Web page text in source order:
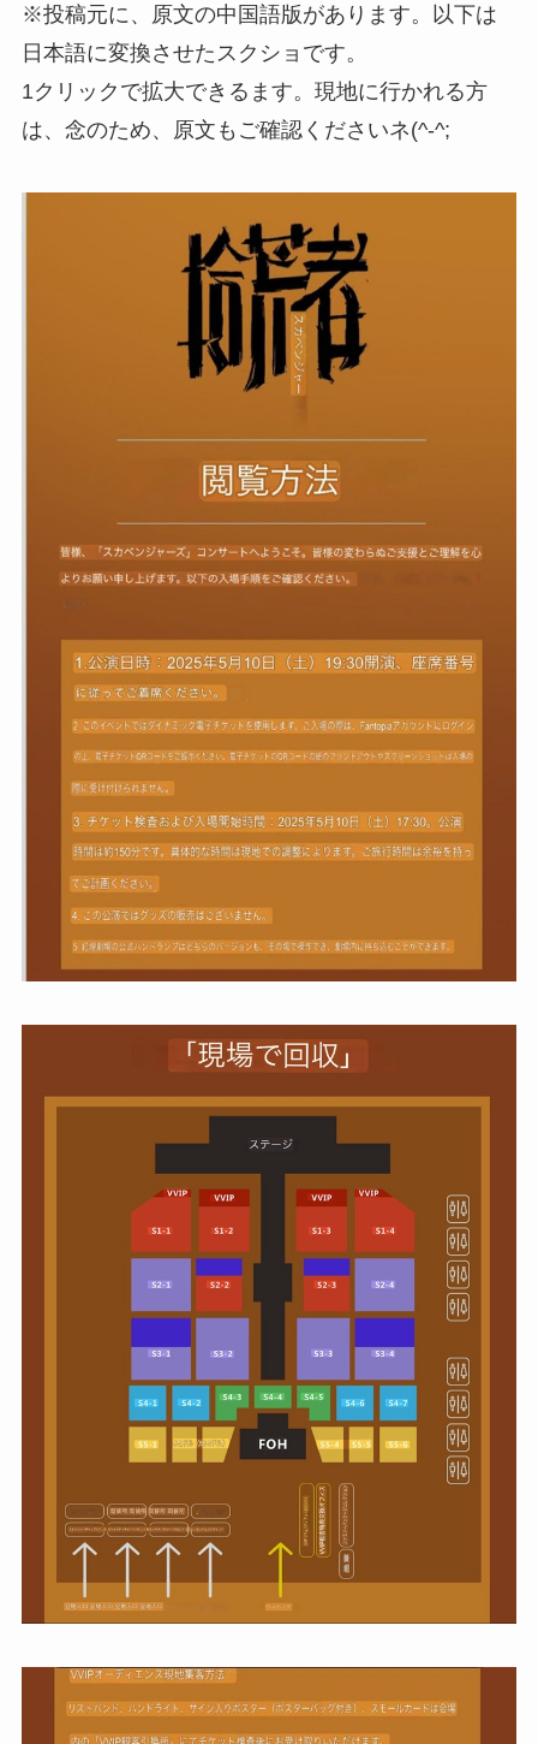
※投稿元に、原文の中国語版があります。以下は
日本語に変換させたスクショです。
1クリックで拡大できるます。現地に行かれる方
は、念のため、原文もご確認くださいネ(^-^;